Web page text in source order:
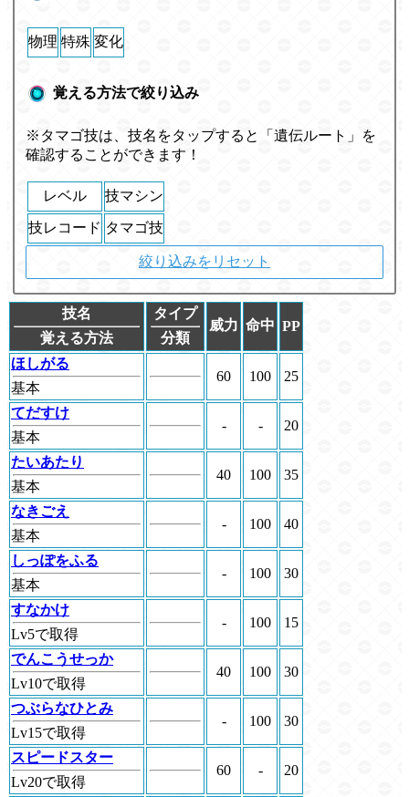
物理 特殊 変化
覚える方法で絞り込み
※タマゴ技は、技名をタップすると「遺伝ルート」を
確認することができます！
レベル 技マシン
技レコード タマゴ技
絞り込みをリセット
技名
覚える方法
タイプ
分類
威力 命中 PP
ほしがる
基本
60 100 25
てだすけ
基本
- - 20
たいあたり
基本
40 100 35
なきごえ
基本
- 100 40
しっぽをふる
基本
- 100 30
すなかけ
Lv5で取得
- 100 15
でんこうせっか
Lv10で取得
40 100 30
つぶらなひとみ
Lv15で取得
- 100 30
スピードスター
Lv20で取得
60 - 20